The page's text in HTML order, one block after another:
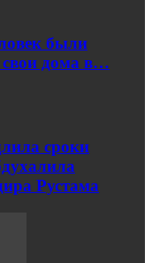
были
дома в…
сроки
Рустама